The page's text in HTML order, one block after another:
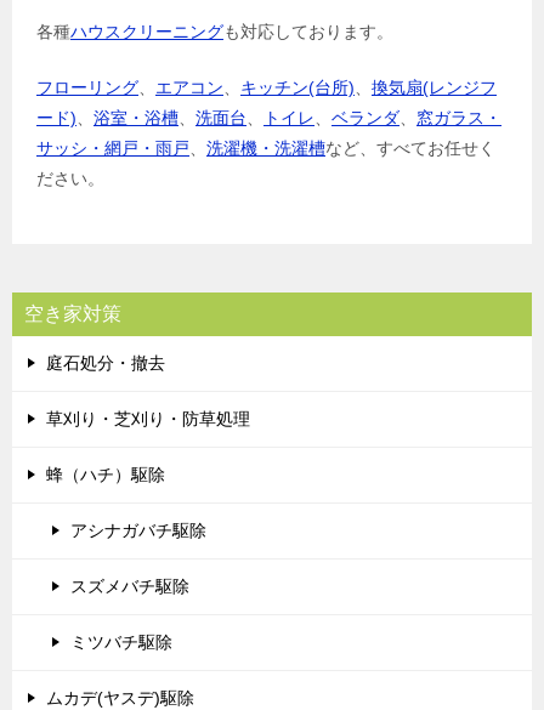
各種ハウスクリーニングも対応しております。
フローリング、 エアコン、 キッチン(台所)、 換気扇(レンジフ
ード)、 浴室・浴槽、 洗面台、 トイレ、 ベランダ、 窓ガラス・
サッシ・網戸・雨戸、 洗濯機・洗濯槽など、すべてお任せく
ださい。
空き家対策
庭石処分・撤去
草刈り・芝刈り・防草処理
蜂（ハチ）駆除
アシナガバチ駆除
スズメバチ駆除
ミツバチ駆除
ムカデ(ヤスデ)駆除